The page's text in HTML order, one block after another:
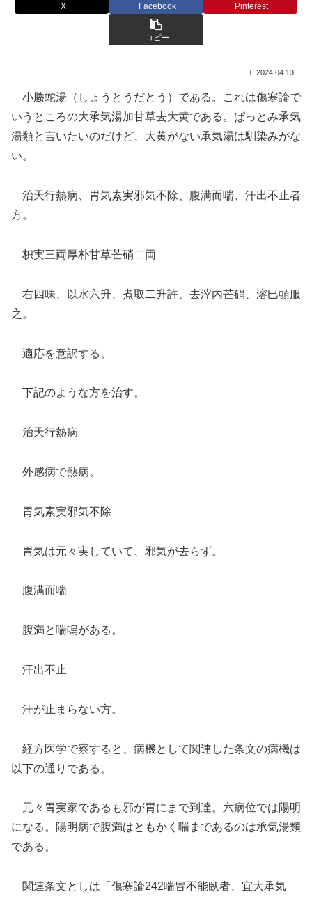
X Facebook Pinterest
コピー
2024.04.13
小螣蛇湯（しょうとうだとう）である。これは傷寒論で
いうところの大承気湯加甘草去大黄である。ぱっとみ承気
湯類と言いたいのだけど、大黄がない承気湯は馴染みがな
い。
治天行熱病、胃気素実邪気不除、腹满而喘、汗出不止者
方。
枳実三両厚朴甘草芒硝二両
右四味、以水六升、煮取二升許、去滓内芒硝、溶巳頓服
之。
適応を意訳する。
下記のような方を治す。
治天行熱病
外感病で熱病。
胃気素実邪気不除
胃気は元々実していて、邪気が去らず。
腹满而喘
腹満と喘鳴がある。
汗出不止
汗が止まらない方。
経方医学で察すると、病機として関連した条文の病機は
以下の通りである。
元々胃実家であるも邪が胃にまで到達。六病位では陽明
になる。陽明病で腹満はともかく喘まであるのは承気湯類
である。
関連条文としは「傷寒論242喘冒不能臥者、宜大承気